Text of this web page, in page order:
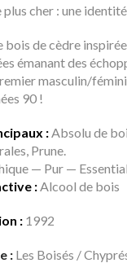
plus cher : une
bois de cèdre
émanant des
masculin/
90 !
: Absolu de
Prune.
— Pur — Essential.
: Alcool de bois
: 1992
: Les Boisés /